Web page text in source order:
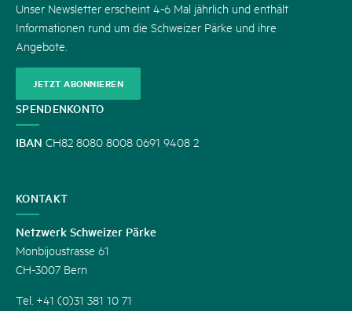
Unser Newsletter erscheint 4-6 Mal jährlich und enthält
Informationen rund um die Schweizer Pärke und ihre
Angebote.
JETZT ABONNIEREN
SPENDENKONTO
IBAN CH82 8080 8008 0691 9408 2
KONTAKT
Netzwerk Schweizer Pärke
Monbijoustrasse 61
CH-3007 Bern
Tel. +41 (0)31 381 10 71